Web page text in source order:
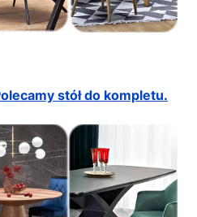
stół do kompletu.